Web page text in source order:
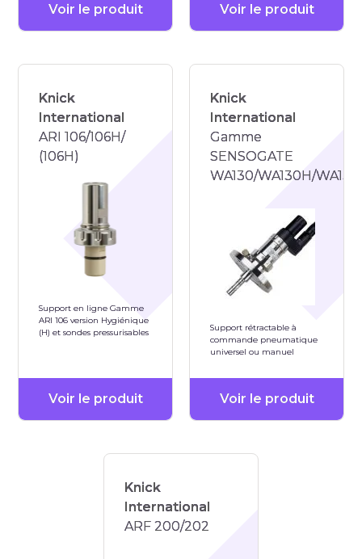
Voir le produit Voir le produit
Knick
International
ARI 106/106H/
(106H)
Support en ligne Gamme
ARI 106 version Hygiénique
(H) et sondes pressurisables
Voir le produit
Knick
International
Gamme
SENSOGATE
WA130/WA130H/
Support rétractable à
commande pneumatique
universel ou manuel
Voir le produit
Knick
International
ARF 200/202